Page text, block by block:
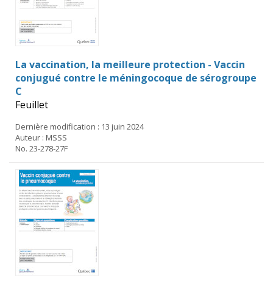
La vaccination, la meilleure protection - Vaccin
conjugué contre le méningocoque de sérogroupe
C
Feuillet
Dernière modification : 13 juin 2024
Auteur : MSSS
No. 23-278-27F